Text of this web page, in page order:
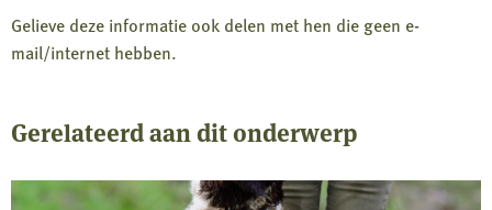
Gelieve deze informatie ook delen met hen die geen e-
mail/internet hebben.
Gerelateerd aan dit onderwerp